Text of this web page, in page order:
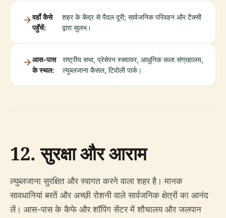
वहाँ कैसे
पहुँचें:
शहर के केंद्र से पैदल दूरी; सार्वजनिक परिवहन और टैक्सी
द्वारा सुलभ।
आस-पास
के स्थल:
राष्ट्रीय सभा, प्रेसेरन स्क्वायर, आधुनिक कला संग्रहालय,
ल्युब्लजाना कैसल, टिवोली पार्क।
12. सुरक्षा और आराम
ल्युब्लजाना सुरक्षित और स्वागत करने वाला शहर है। मानक
सावधानियां बरतें और अच्छी रोशनी वाले सार्वजनिक क्षेत्रों का आनंद
लें। आस-पास के कैफे और शॉपिंग सेंटर में शौचालय और जलपान